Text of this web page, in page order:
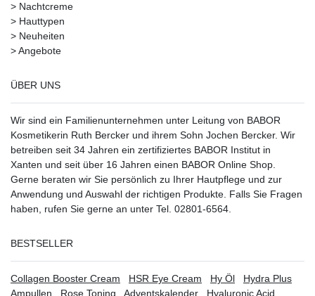
> Nachtcreme
> Hauttypen
> Neuheiten
>Angebote
ÜBER UNS
Wir sind ein Familienunternehmen unter Leitung von BABOR
Kosmetikerin Ruth Bercker und ihrem Sohn Jochen Bercker. Wir
betreiben seit 34 Jahren ein zertifiziertes BABOR Institut in
Xanten und seit über 16 Jahren einen BABOR Online Shop.
Gerne beraten wir Sie persönlich zu Ihrer Hautpflege und zur
Anwendung und Auswahl der richtigen Produkte. Falls Sie Fragen
haben, rufen Sie gerne an unter Tel. 02801-6564.
BESTSELLER
Collagen Booster Cream HSR Eye Cream Hy Öl
Hydra Plus
Ampullen
Rose Toning Adventskalender
Hyaluronic Acid